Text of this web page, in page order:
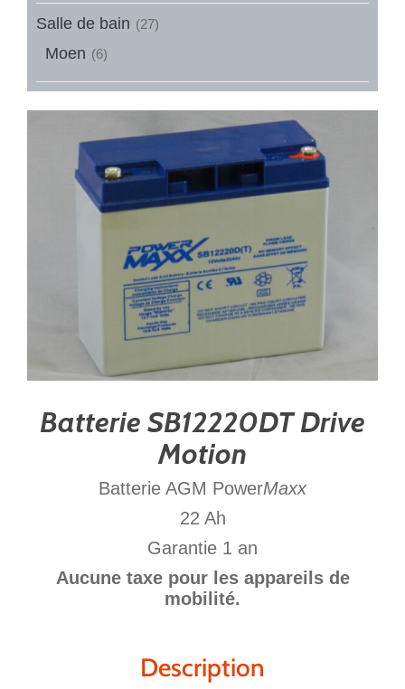
Salle de bain (27)
Moen (6)
Batterie SB12220DT Drive
Motion
Batterie AGM PowerMaxx
22 Ah
Garantie 1 an
Aucune taxe pour les appareils de
mobilité.
Description